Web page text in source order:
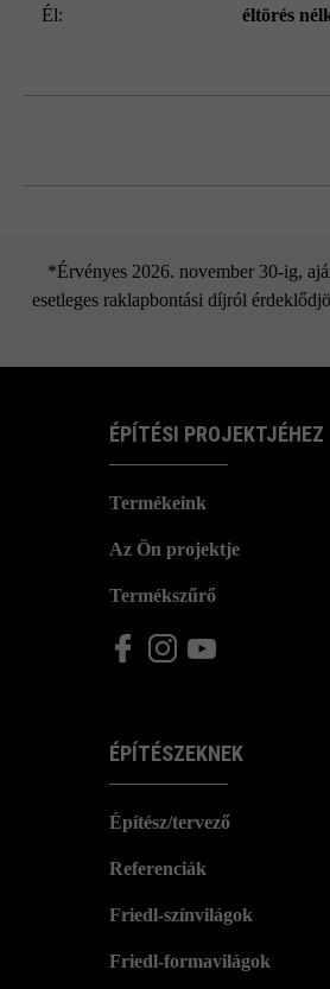
él: éltörés
*Érvényes 2026. november 30-ig,
esetleges raklapbontási díjról
ÉPÍTÉSI PROJEKTJÉHEZ
Termékeink
Az Ön projektje
Termékszűrő
ÉPÍTÉSZEKNEK
Építész/tervező
Referenciák
Friedl-színvilágok
Friedl-formavilágok